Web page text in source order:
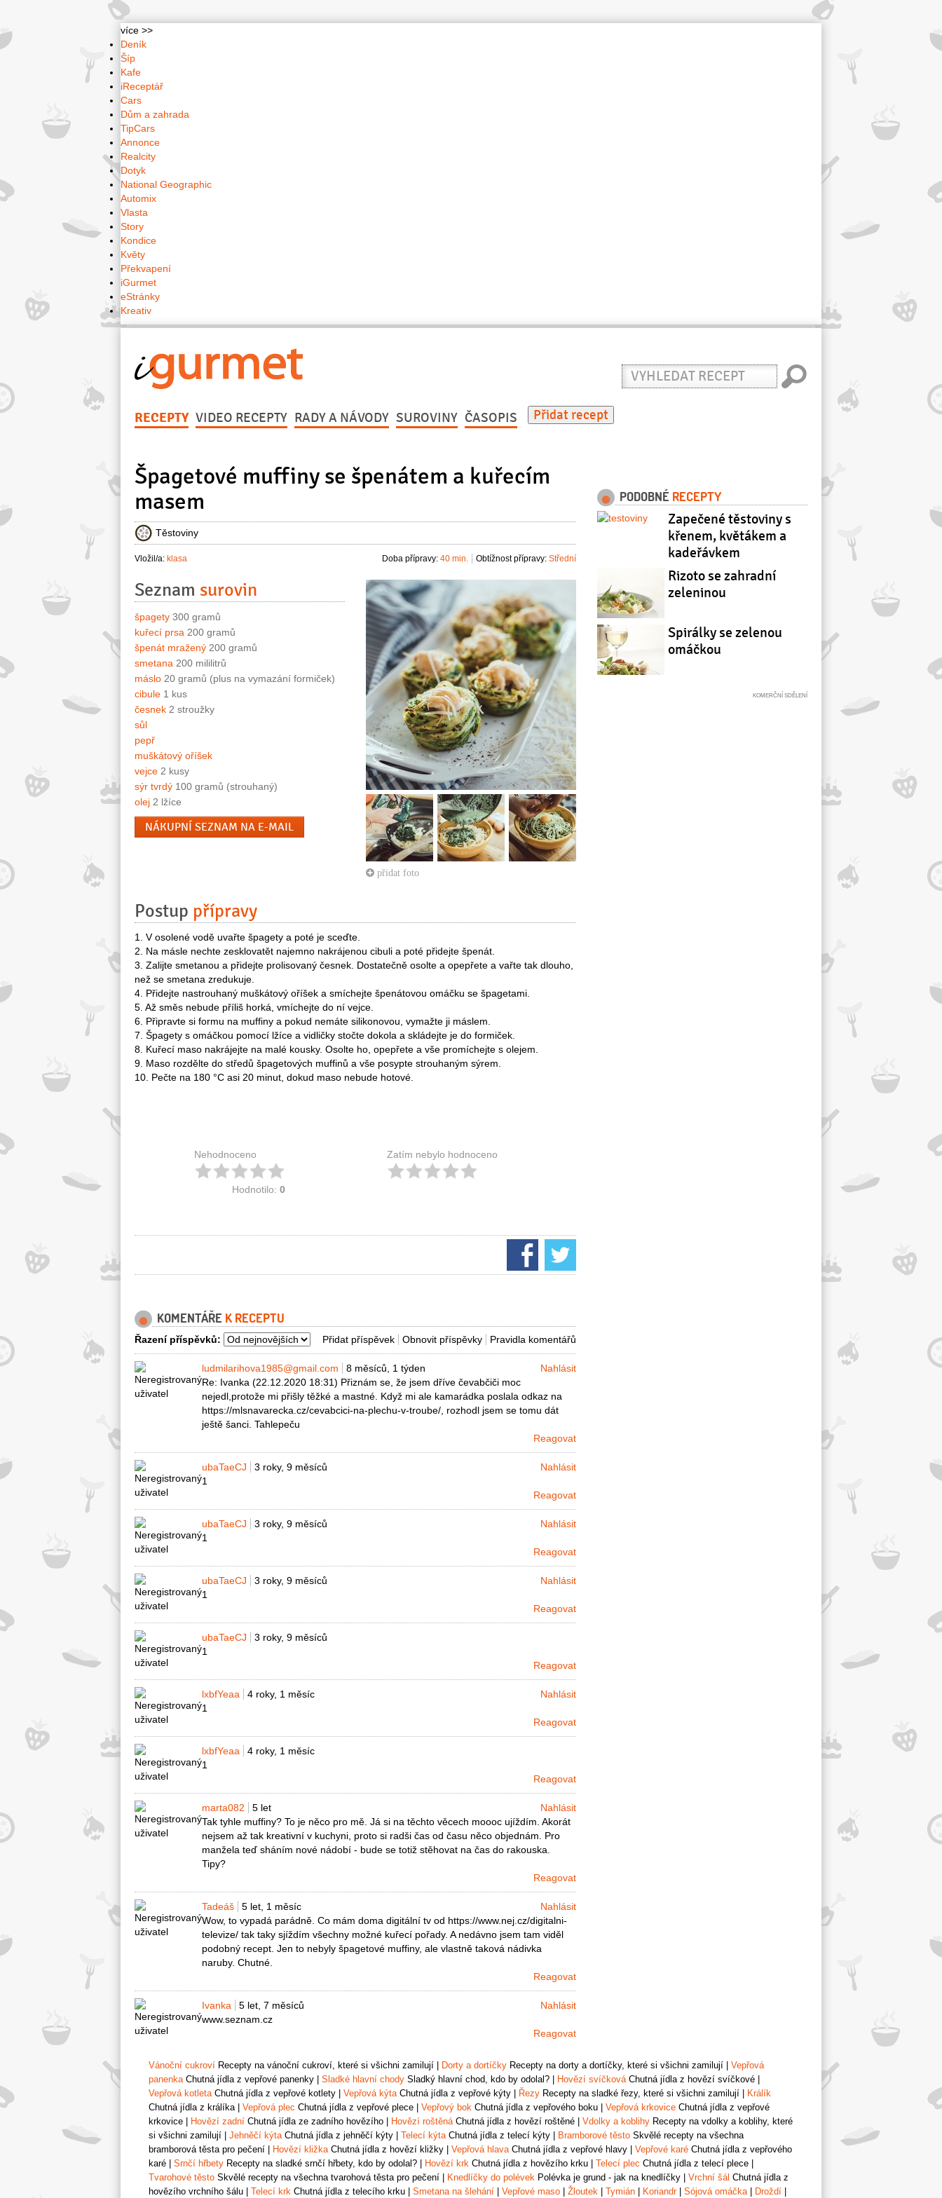
více >>
Deník
Šíp
Kafe
iReceptář
Cars
Dům a zahrada
TipCars
Annonce
Realcity
Dotyk
National Geographic
Automix
Vlasta
Story
Kondice
Květy
Překvapení
iGurmet
eStránky
Kreativ
Vyhledat
recept
RECEPTY VIDEO RECEPTY RADY A NÁVODY SUROVINY ČASOPIS Přidat recept
Špagetové muffiny se špenátem a kuřecím
masem
Těstoviny
Vložil/a: klasa Obtížnost přípravy: Střední
Doba přípravy: 40 min.
přidat foto
Seznam surovin
špagety 300 gramů
kuřecí prsa 200 gramů
špenát mražený 200 gramů
smetana 200 mililitrů
máslo 20 gramů (plus na vymazání formiček)
cibule 1 kus
česnek 2 stroužky
sůl
pepř
muškátový oříšek
vejce 2 kusy
sýr tvrdý 100 gramů (strouhaný)
olej 2 lžíce
NÁKUPNÍ SEZNAM NA E-MAIL
Postup přípravy
1. V osolené vodě uvařte špagety a poté je sceďte.
2. Na másle nechte zesklovatět najemno nakrájenou cibuli a poté přidejte špenát.
3. Zalijte smetanou a přidejte prolisovaný česnek. Dostatečně osolte a opepřete a vařte tak dlouho,
než se smetana zredukuje.
4. Přidejte nastrouhaný muškátový oříšek a smíchejte špenátovou omáčku se špagetami.
5. Až směs nebude příliš horká, vmíchejte do ní vejce.
6. Připravte si formu na muffiny a pokud nemáte silikonovou, vymažte ji máslem.
7. Špagety s omáčkou pomocí lžíce a vidličky stočte dokola a skládejte je do formiček.
8. Kuřecí maso nakrájejte na malé kousky. Osolte ho, opepřete a vše promíchejte s olejem.
9. Maso rozdělte do středů špagetových muffinů a vše posypte strouhaným sýrem.
10. Pečte na 180 °C asi 20 minut, dokud maso nebude hotové.
Nehodnoceno
Hodnotilo: 0
Zatím nebylo hodnoceno
KOMENTÁŘE K RECEPTU
Pravidla komentářů
Obnovit příspěvky
Přidat příspěvek
Řazení příspěvků:
ludmilarihova1985@gmail.com 8 měsíců, 1 týden
Nahlásit
Re: Ivanka (22.12.2020 18:31) Přiznám se, že jsem dříve čevabčiči moc
nejedl,protože mi přišly těžké a mastné. Když mi ale kamarádka poslala odkaz na
https://mlsnavarecka.cz/cevabcici-na-plechu-v-troube/, rozhodl jsem se tomu dát
ještě šanci. Tahlepeču
Reagovat
ubaTaeCJ 3 roky, 9 měsíců
Nahlásit
1
Reagovat
ubaTaeCJ 3 roky, 9 měsíců
Nahlásit
1
Reagovat
ubaTaeCJ 3 roky, 9 měsíců
Nahlásit
1
Reagovat
ubaTaeCJ
3 roky, 9 měsíců
1
Reagovat
lxbfYeaa 4 roky, 1 měsíc
Nahlásit
1
Reagovat
lxbfYeaa
4 roky, 1 měsíc
1
Reagovat
marta082 5 let
Nahlásit
Tak tyhle muffiny? To je něco pro mě. Já si na těchto věcech moooc ujíždím. Akorát
nejsem až tak kreativní v kuchyni, proto si radši čas od času něco objednám. Pro
manžela teď sháním nové nádobí - bude se totiž stěhovat na čas do rakouska.
Tipy?
Reagovat
Tadeáš 5 let, 1 měsíc
Nahlásit
Wow, to vypadá parádně. Co mám doma digitální tv od https://www.nej.cz/digitalni-
televize/ tak taky sjíždím všechny možné kuřecí pořady. A nedávno jsem tam viděl
podobný recept. Jen to nebyly špagetové muffiny, ale vlastně taková nádivka
naruby. Chutné.
Reagovat
Ivanka 5 let, 7 měsíců
Nahlásit
www.seznam.cz
Reagovat
PODOBNÉ RECEPTY
Zapečené těstoviny s
křenem, květákem a
kadeřávkem
Rizoto se zahradní
zeleninou
Spirálky se zelenou
omáčkou
Vánoční cukroví Recepty na vánoční cukroví, které si všichni zamilují Dorty a dortíčky Recepty na dorty a dortíčky, které si všichni zamilují
Vepřová
panenkaChutná jídla z vepřové panenky Sladké hlavní chody Sladký hlavní chod, kdo by odolal? Hovězí svíčkováChutná jídla z hovězí svíčkové
Vepřová kotletaChutná jídla z vepřové kotlety Vepřová kýtaChutná jídla z vepřové kýty Řezy Recepty na sladké řezy, které si všichni zamilují
Králík
Chutná jídla z králíka| Vepřová plec Chutná jídla z vepřové plece Vepřový bok Chutná jídla z vepřového boku Vepřová krkovice Chutná jídla z vepřové
krkovice
Hovězí zadní Chutná jídla ze zadního hovězího Hovězí roštěnáChutná jídla z hovězí roštěné Vdolky a koblihy Recepty na vdolky a koblihy, které
si všichni zamilují
Jehněčí kýtaChutná jídla z jehněčí kýty Telecí kýtaChutná jídla z telecí kýty Bramborové těsto Skvělé recepty na všechna
bramborová těsta pro pečení
Hovězí kližkaChutná jídla z hovězí kližky Vepřová hlavaChutná jídla z vepřové hlavy Vepřové karé Chutná jídla z vepřového
karé
Srnčí hřbety Recepty na sladké srnčí hřbety, kdo by odolal? Hovězí krk Chutná jídla z hovězího krku Telecí plec Chutná jídla z telecí plece
Tvarohové těsto Skvělé recepty na všechna tvarohová těsta pro pečení Knedlíčky do polévek Polévka je grund - jak na knedlíčky Vrchní šál Chutná jídla z
hovězího vrchního šálu
Telecí krk Chutná jídla z telecího krku Smetana na šlehání Vepřové maso Žloutek Tymián Koriandr| Sójová omáčka| Droždí